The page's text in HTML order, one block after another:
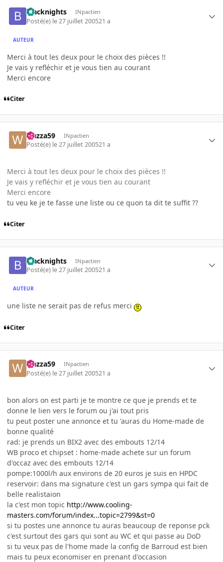
blacknights INpactien
Posté(e) le 27 juillet 200521 a
AUTEUR
Merci à tout les deux pour le choix des pièces !!
Je vais y refléchir et je vous tien au courant
Merci encore
Citer
wazza59 INpactien
Posté(e) le 27 juillet 200521 a
Merci à tout les deux pour le choix des pièces !!
Je vais y refléchir et je vous tien au courant
Merci encore
tu veu ke je te fasse une liste ou ce quon ta dit te suffit ??
Citer
blacknights INpactien
Posté(e) le 27 juillet 200521 a
AUTEUR
une liste ne serait pas de refus merci
Citer
wazza59 INpactien
Posté(e) le 27 juillet 200521 a
bon alors on est parti je te montre ce que je prends et te
donne le lien vers le forum ou j'ai tout pris
tu peut poster une annonce et tu 'auras du Home-made de
bonne qualité
rad: je prends un BIX2 avec des embouts 12/14
WB proco et chipset : home-made achete sur un forum
d'occaz avec des embouts 12/14
pompe:1000l/h aux environs de 20 euros je suis en HPDC
reservoir: dans ma signature c'est un gars sympa qui fait de
belle realistaion
la c'est mon topic http://www.cooling-
masters.com/forum/index...topic=2799&st=0
si tu postes une annonce tu auras beaucoup de reponse pck
c'est surtout des gars qui sont au WC et qui passe au DoD
si tu veux pas de l'home made la config de Barroud est bien
mais tu peux economiser en prenant d'occasion